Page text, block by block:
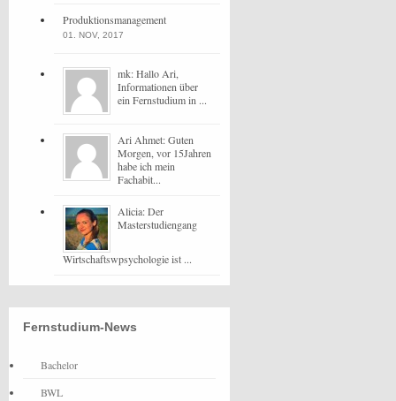
Produktionsmanagement
01. NOV, 2017
mk: Hallo Ari,
Informationen über
ein Fernstudium in ...
Ari Ahmet: Guten
Morgen, vor 15Jahren
habe ich mein
Fachabit...
Alicia: Der
Masterstudiengang
Wirtschaftswpsychologie ist ...
Fernstudium-News
Bachelor
BWL